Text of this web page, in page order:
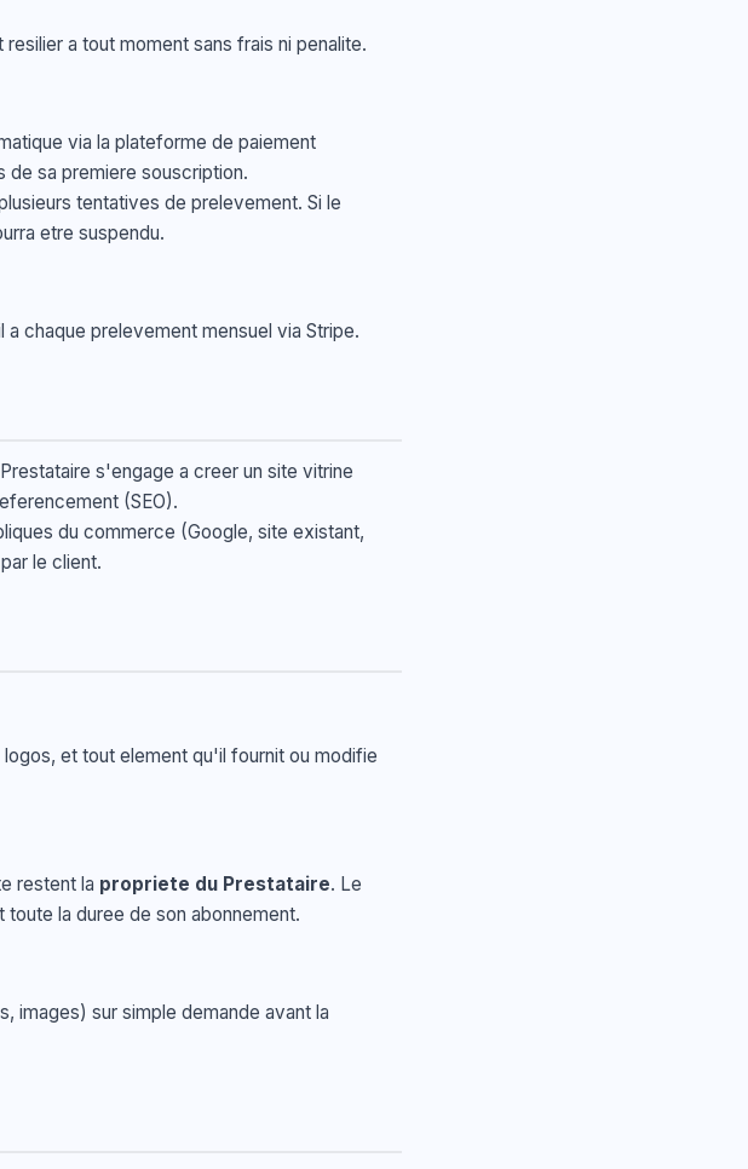
resilier a tout moment sans frais ni penalite.
via la plateforme de paiement
de sa premiere souscription.
tentatives de prelevement. Si le
etre suspendu.
chaque prelevement mensuel via Stripe.
s'engage a creer un site vitrine
(SEO).
du commerce (Google, site existant,
le client.
et tout element qu'il fournit ou modifie
restent la propriete du Prestataire. Le
la duree de son abonnement.
images) sur simple demande avant la